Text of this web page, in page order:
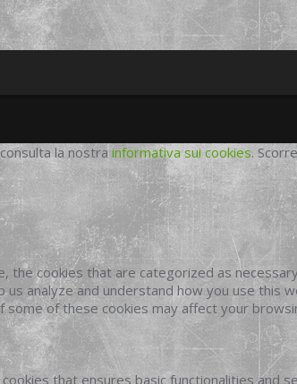
la nostra informativa sui cookies.
cookies that are categorized as
analyze and understand how you use this
of these cookies may affect your
that ensures basic functionalities and